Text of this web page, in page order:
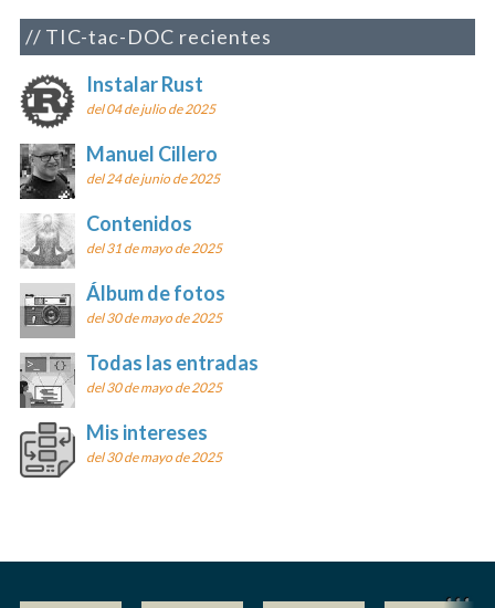
TIC-tac-DOC recientes
Instalar Rust
del 04 de julio de 2025
Manuel Cillero
del 24 de junio de 2025
Contenidos
del 31 de mayo de 2025
Álbum de fotos
del 30 de mayo de 2025
Todas las entradas
del 30 de mayo de 2025
Mis intereses
del 30 de mayo de 2025